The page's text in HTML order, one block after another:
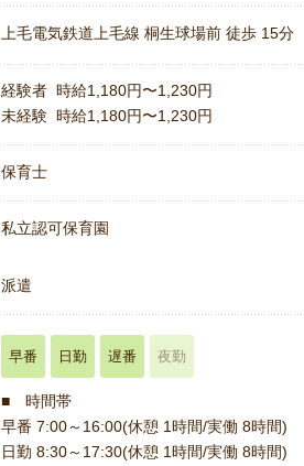
上毛電気鉄道上毛線 桐生球場前 徒歩 15分
経験者 時給1,180円〜1,230円
未経験 時給1,180円〜1,230円
保育士
私立認可保育園
派遣
早番 日勤 遅番 夜勤
■ 時間帯
早番 7:00～16:00(休憩 1時間/実働 8時間)
日勤 8:30～17:30(休憩 1時間/実働 8時間)